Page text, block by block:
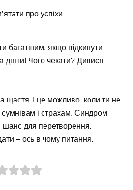
про успіхи
багатшим, якщо відкинути
діяти! Чого чекати? Дивися
щастя. І це можливо, коли ти не
сумнівам і страхам. Синдром
шанс для перетворення.
– ось в чому питання.